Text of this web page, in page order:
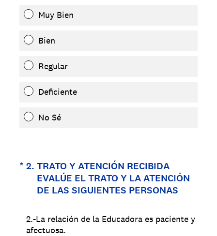
Muy Bien
Bien
Regular
Deficiente
No Sé
* 2. TRATO Y ATENCIÓN RECIBIDA
EVALÚE EL TRATO Y LA ATENCIÓN
DE LAS SIGUIENTES PERSONAS
(Obligatorio).
2.-La relación de la Educadora es paciente y
afectuosa.